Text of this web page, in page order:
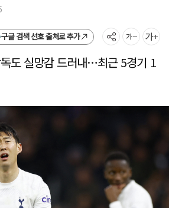
구글 검색 선호 출처로 추가
도 실망감 드러내…최근 5경기 1